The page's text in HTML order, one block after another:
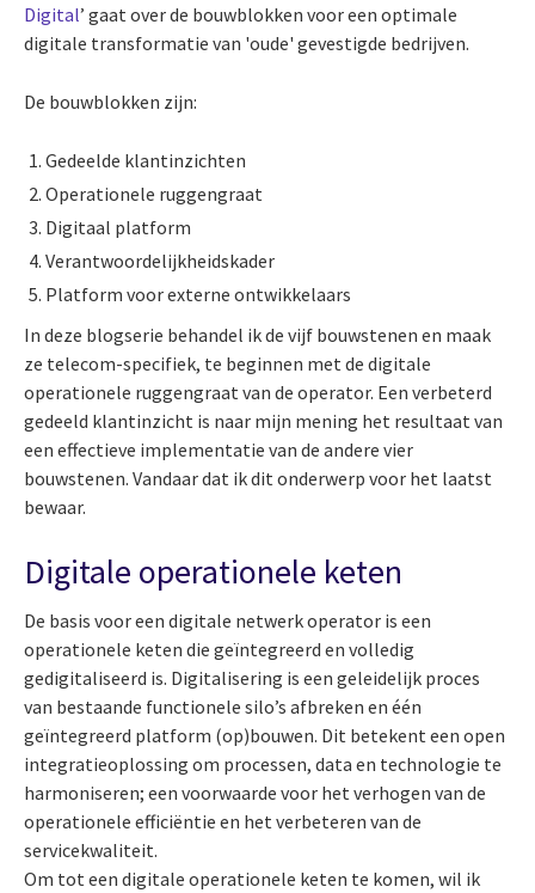
Digital’ gaat over de bouwblokken voor een optimale
digitale transformatie van 'oude' gevestigde bedrijven.
De bouwblokken zijn:
Gedeelde klantinzichten
Operationele ruggengraat
Digitaal platform
Verantwoordelijkheidskader
Platform voor externe ontwikkelaars
In deze blogserie behandel ik de vijf bouwstenen en maak
ze telecom-specifiek, te beginnen met de digitale
operationele ruggengraat van de operator. Een verbeterd
gedeeld klantinzicht is naar mijn mening het resultaat van
een effectieve implementatie van de andere vier
bouwstenen. Vandaar dat ik dit onderwerp voor het laatst
bewaar.
Digitale operationele keten
De basis voor een digitale netwerk operator is een
operationele keten die geïntegreerd en volledig
gedigitaliseerd is. Digitalisering is een geleidelijk proces
van bestaande functionele silo’s afbreken en één
geïntegreerd platform (op)bouwen. Dit betekent een open
integratieoplossing om processen, data en technologie te
harmoniseren; een voorwaarde voor het verhogen van de
operationele efficiëntie en het verbeteren van de
servicekwaliteit.
Om tot een digitale operationele keten te komen, wil ik